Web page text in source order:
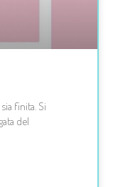
finita. Si
del